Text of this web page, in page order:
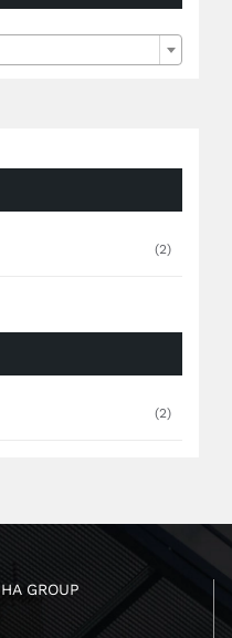
(2)
(2)
GROUP